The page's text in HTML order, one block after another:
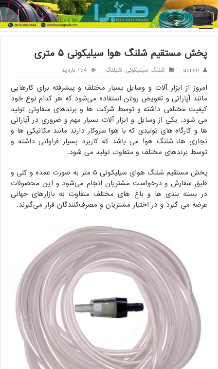
خانه / شیلنگ / شلنگ سیلیکونی / پخش مستقیم شلنگ هوا سیلیکونی
۵ متری
پخش مستقیم شلنگ هوا سیلیکونی ۵ متری
admin شلنگ سیلیکونی, شیلنگ 754 بازدید
امروز از ابزار آلات و وسایل بسیار مختلف و پیشرفته برای کارهایی
مانند آپاراتی و تعویض روغن استفاده می‌شود که هر کدام نوع خود
کیفیت مختلفی داشته و توسط شرکت ها و برندهای متفاوتی تولید
می شود. یکی از وسایل و ابزار آلات بسیار مهم و ضروری در آپاراتی
ها و کارگاه های تولیدی که با هوا سروکار دارند مانند مکانیکی ها و
نجاری ها، شلنگ هوا می باشد که کاربرد بسیار فراوانی داشته و
توسط برندهای مختلف و متفاوت تولید می شود.
پخش مستقیم شلنگ هوای سیلیکونی ۵ متر به صورت عمده و کلی و
طبق سفارش و درخواست مشتریان انجام می‌شود و این محصولات
در بسته بندی ها و باغ های مختلف متفاوت به بازارهای جهانی
عرضه می گیرد و در اختیار مشتریان و مصرف‌کنندگان قرار می‌گیرند.